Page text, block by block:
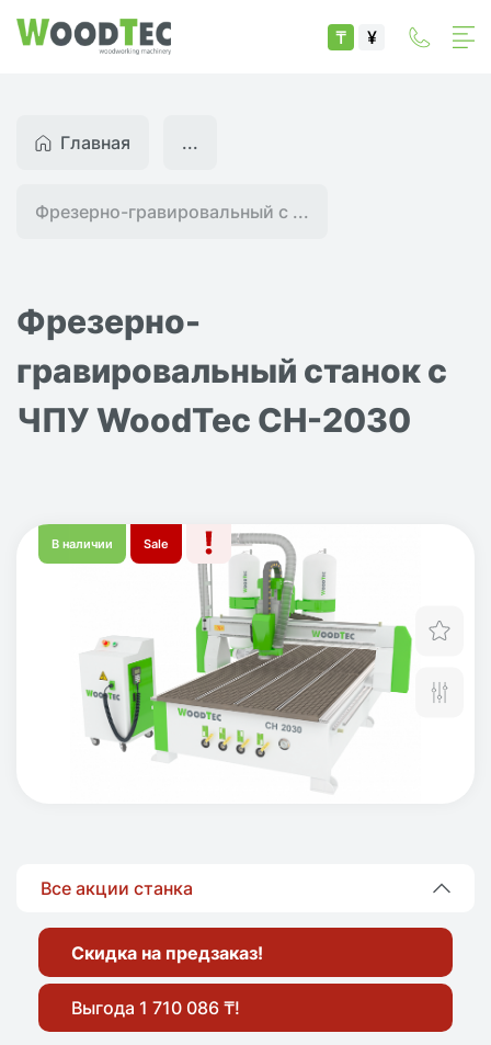
₸ ¥
Главная
Фрезерно-гравировальный с ...
...
Фрезерно-
гравировальный станок с
ЧПУ WoodTec CH-2030
В наличии Sale
Все акции станка
Скидка на предзаказ!
Выгода 1 710 086 ₸!